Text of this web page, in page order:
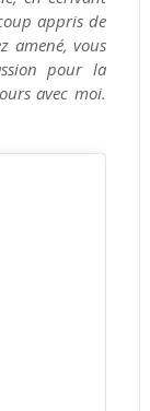
appris de
amené, vous
pour la
avec moi.